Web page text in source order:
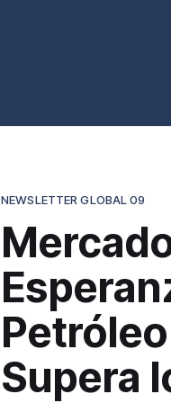
NEWSLETTER GLOBAL 09
Supera